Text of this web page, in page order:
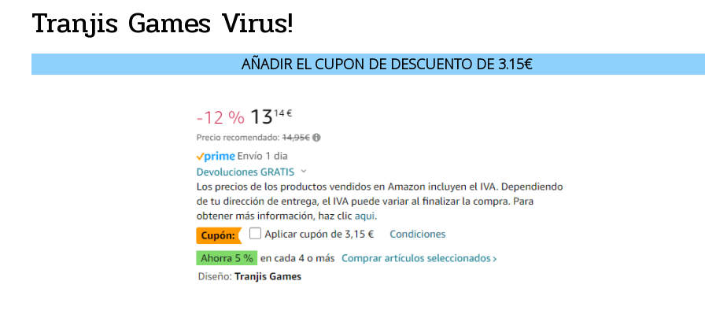
Tranjis Games Virus!
AÑADIR EL CUPON DE DESCUENTO DE 3.15€